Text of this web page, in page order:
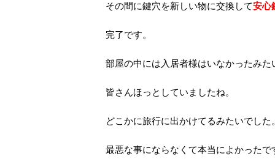
その間に鍵穴を新しい物に交換して安心
完了です。
部屋の中には入居者様はいなかったみた
皆さんほっとしていましたね。
どこかに旅行に出かけてるみたいでした
最悪な事にならなくて本当によかったで